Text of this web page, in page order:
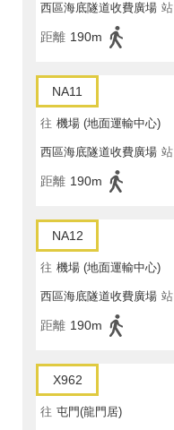
西區海底隧道收費廣場 站
距離 190m
NA11
往 機場 (地面運輸中心)
西區海底隧道收費廣場 站
距離 190m
NA12
往 機場 (地面運輸中心)
西區海底隧道收費廣場 站
距離 190m
X962
往 屯門(龍門居)